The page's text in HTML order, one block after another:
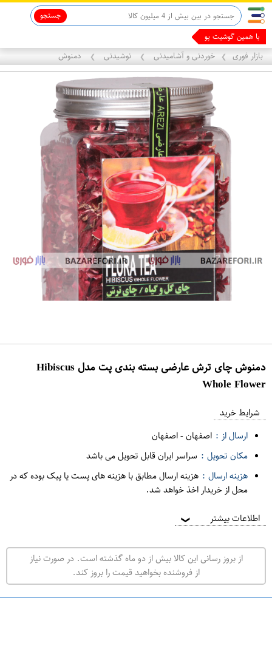
جستجو
با همین گوشیت پول در
بازار فوری ❯ خوردنی و آشامیدنی ❯ نوشیدنی ❯ دمنوش
دمنوش چای ترش عارضی بسته بندی پت مدل Hibiscus
Whole Flower
ه
ف
ر
و
ی
ت
ه
ر
ا
شرایط خرید
ارسال از : اصفهان-اصفهان
مکان تحویل : سراسر ایران قابل تحویل می باشد
هزینه ارسال : هزینه ارسال مطابق با هزینه های پست یا پیک بوده که در
محل از خریدار اخذ خواهد شد.
اطلاعات بیشتر ❯
از بروز رسانی این کالا بیش از دو ماه گذشته است. در صورت نیاز
از فروشنده بخواهید قیمت را بروز کند.